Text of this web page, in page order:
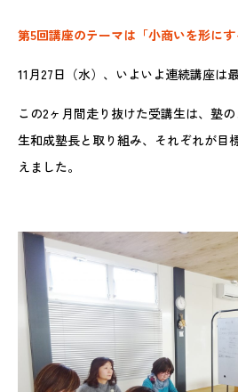
第5回講座のテーマは「小商いを形にす
11月27日（水）、いよいよ連続講座は
この2ヶ月間走り抜けた受講生は、塾
生和成塾長と取り組み、それぞれが目
えました。